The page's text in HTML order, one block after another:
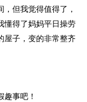
但我觉得值得了，
懂得了妈妈平日操劳
屋子，变的非常整齐
事吧！